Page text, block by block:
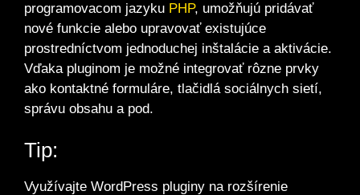
programovacom jazyku PHP, umožňujú pridávať
nové funkcie alebo upravovať existujúce
prostredníctvom jednoduchej inštalácie a aktivácie.
Vďaka pluginom je možné integrovať rôzne prvky
ako kontaktné formuláre, tlačidlá sociálnych sietí,
správu obsahu a pod.
Tip:
Využívajte WordPress pluginy na rozšírenie